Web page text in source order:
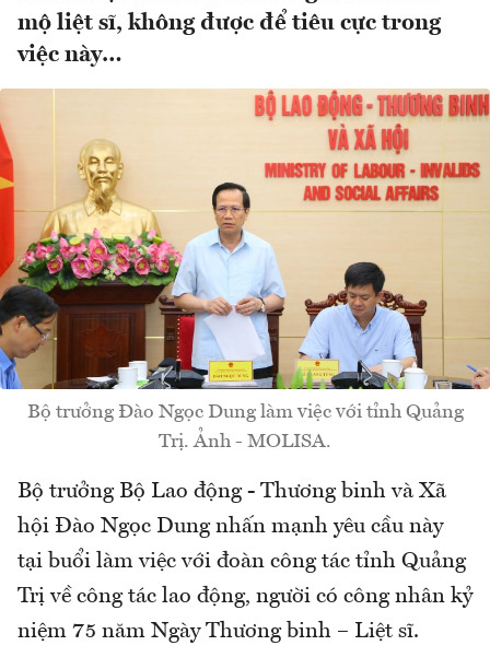
mộ liệt sĩ, không được để tiêu cực trong
việc này…
Bộ trưởng Đào Ngọc Dung làm việc với tỉnh Quảng
Trị. Ảnh - MOLISA.
Bộ trưởng Bộ Lao động - Thương binh và Xã
hội Đào Ngọc Dung nhấn mạnh yêu cầu này
tại buổi làm việc với đoàn công tác tỉnh Quảng
Trị về công tác lao động, người có công nhân kỷ
niệm 75 năm Ngày Thương binh – Liệt sĩ.